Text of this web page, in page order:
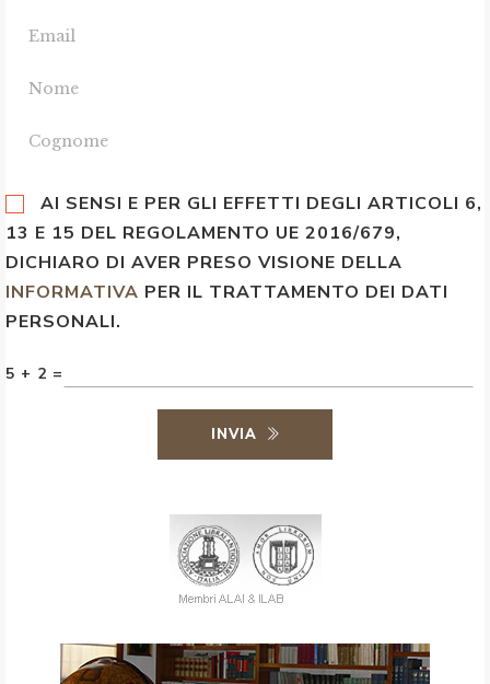
AI SENSI E PER GLI EFFETTI DEGLI ARTICOLI 6,
13 E 15 DEL REGOLAMENTO UE 2016/679,
DICHIARO DI AVER PRESO VISIONE DELLA
INFORMATIVA PER IL TRATTAMENTO DEI DATI
PERSONALI.
5 + 2 =
INVIA